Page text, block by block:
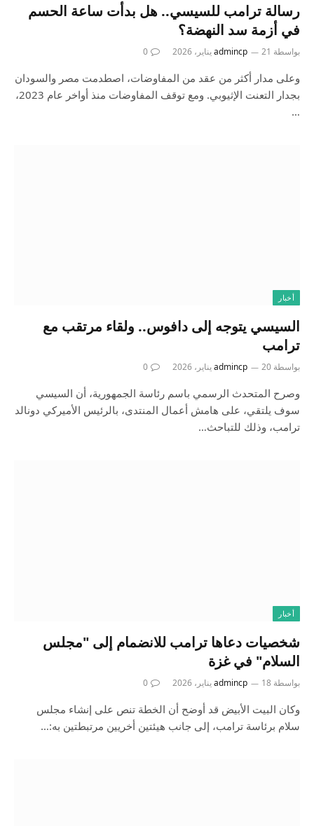
رسالة ترامب للسيسي.. هل بدأت ساعة الحسم
في أزمة سد النهضة؟
بواسطة admincp 21 يناير، 2026 0
وعلى مدار أكثر من عقد من المفاوضات، اصطدمت مصر والسودان
بجدار التعنت الإثيوبي. ومع توقف المفاوضات منذ أواخر عام 2023،
…
أخبار
السيسي يتوجه إلى دافوس.. ولقاء مرتقب مع
ترامب
بواسطة admincp 20 يناير، 2026 0
وصرح المتحدث الرسمي باسم رئاسة الجمهورية، أن السيسي
سوف يلتقي، على هامش أعمال المنتدى، بالرئيس الأميركي دونالد
ترامب، وذلك للتباحث…
أخبار
شخصيات دعاها ترامب للانضمام إلى "مجلس
السلام" في غزة
بواسطة admincp 18 يناير، 2026 0
وكان البيت الأبيض قد أوضح أن الخطة تنص على إنشاء مجلس
سلام برئاسة ترامب، إلى جانب هيئتين أخريين مرتبطتين به:…